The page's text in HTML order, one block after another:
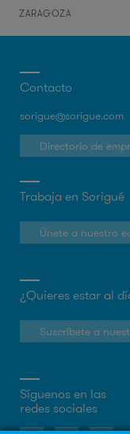
ZARAGOZA
Contacto
sorigue@sorigue.com
Directorio de
Trabaja en Sorigué
Únete a nuestro
¿Quieres estar al
Suscríbete a
Síguenos en las
redes sociales